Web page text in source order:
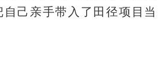
己亲手带入了田径项目当